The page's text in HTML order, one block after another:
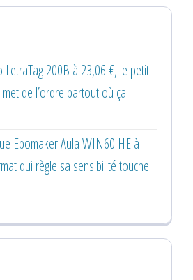
LetraTag 200B à 23,06 €, le petit
de l’ordre partout où ça
Epomaker Aula WIN60 HE à
qui règle sa sensibilité touche